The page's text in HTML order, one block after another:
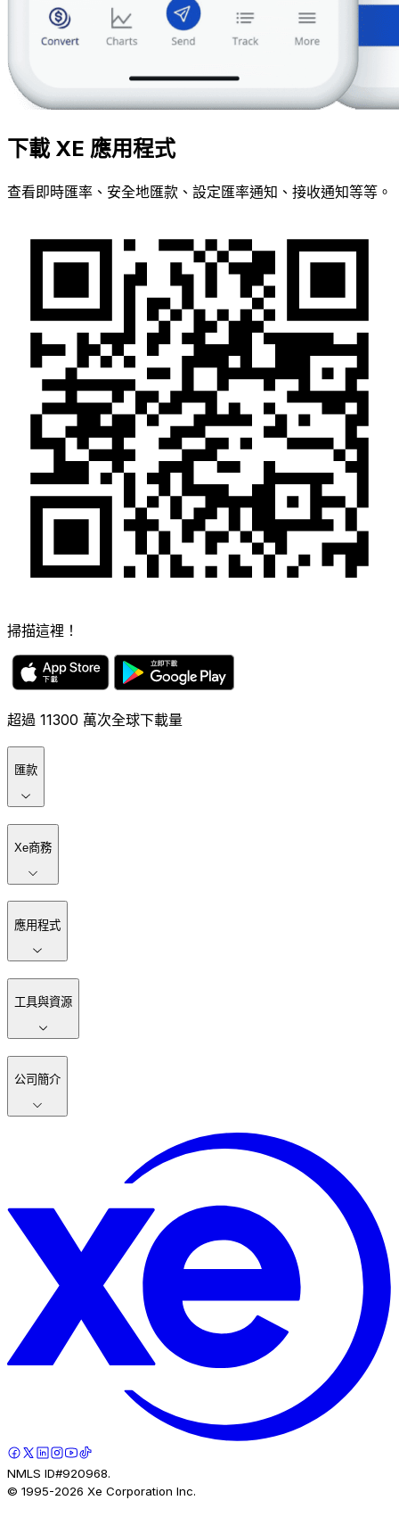
下載 XE 應用程式
查看即時匯率、安全地匯款、設定匯率通知、接收通知等等。
掃描這裡！
超過 11300 萬次全球下載量
匯款
Xe商務
應用程式
工具與資源
公司簡介
NMLS ID#920968.
© 1995-2026 Xe Corporation Inc.